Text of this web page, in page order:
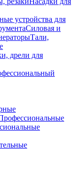
устройства для
Силовая и
Тали,
дрели для